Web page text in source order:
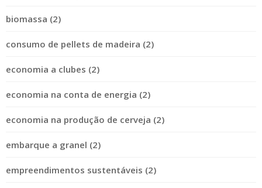
biomassa (2)
consumo de pellets de madeira (2)
economia a clubes (2)
economia na conta de energia (2)
economia na produção de cerveja (2)
embarque a granel (2)
empreendimentos sustentáveis (2)